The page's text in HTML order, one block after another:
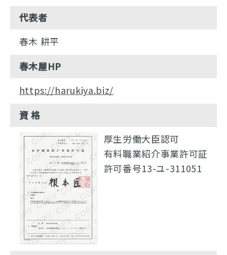
代表者
春木 耕平
春木屋HP
https://harukiya.biz/
資 格
厚生労働大臣認可
有料職業紹介事業許可証
許可番号13-ユ-311051